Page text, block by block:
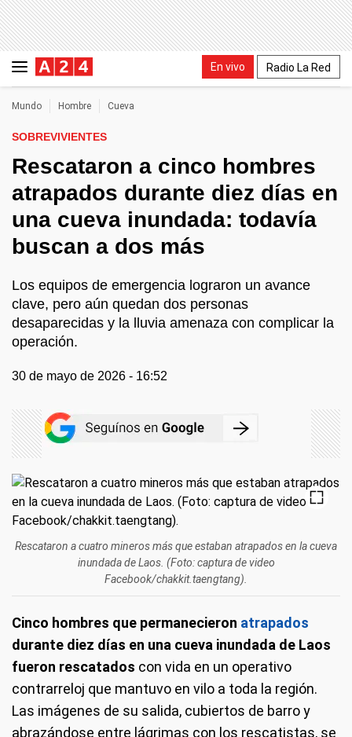
En vivo Radio La Red
Mundo Hombre Cueva
SOBREVIVIENTES
Rescataron a cinco hombres
atrapados durante diez días en
una cueva inundada: todavía
buscan a dos más
Los equipos de emergencia lograron un avance
clave, pero aún quedan dos personas
desaparecidas y la lluvia amenaza con complicar la
operación.
30 de mayo de 2026 - 16:52
Rescataron a cuatro mineros más que estaban atrapados en la cueva
inundada de Laos. (Foto: captura de video
Facebook/chakkit.taengtang).
Cinco hombres que permanecieron atrapados
durante diez días en una cueva inundada de Laos
fueron rescatados con vida en un operativo
contrarreloj que mantuvo en vilo a toda la región.
Las imágenes de su salida, cubiertos de barro y
abrazándose entre lágrimas con los rescatistas, se